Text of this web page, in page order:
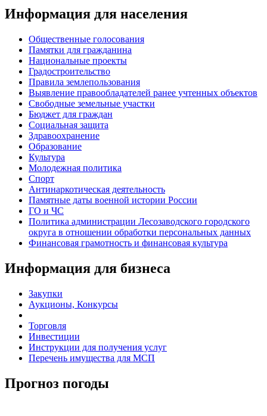
Информация для населения
Общественные голосования
Памятки для гражданина
Национальные проекты
Градостроительство
Правила землепользования
Выявление правообладателей ранее учтенных объектов
Свободные земельные участки
Бюджет для граждан
Социальная защита
Здравоохранение
Образование
Культура
Молодежная политика
Спорт
Антинаркотическая деятельность
Памятные даты военной истории России
ГО и ЧС
Политика администрации Лесозаводского городского
округа в отношении обработки персональных данных
Финансовая грамотность и финансовая культура
Информация для бизнеса
Закупки
Аукционы, Конкурсы
Торговля
Инвестиции
Инструкции для получения услуг
Перечень имущества для МСП
Прогноз погоды